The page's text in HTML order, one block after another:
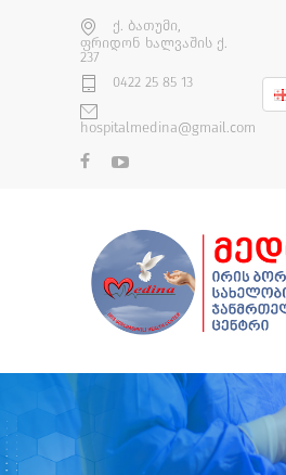
ქ. ბათუმი,
ფრიდონ ხალვაშის ქ.
237
0422 25 85 13
hospitalmedina@gmail.com